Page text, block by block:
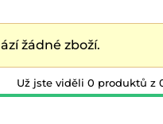
žádné zboží.
Už jste viděli 0 produktů z